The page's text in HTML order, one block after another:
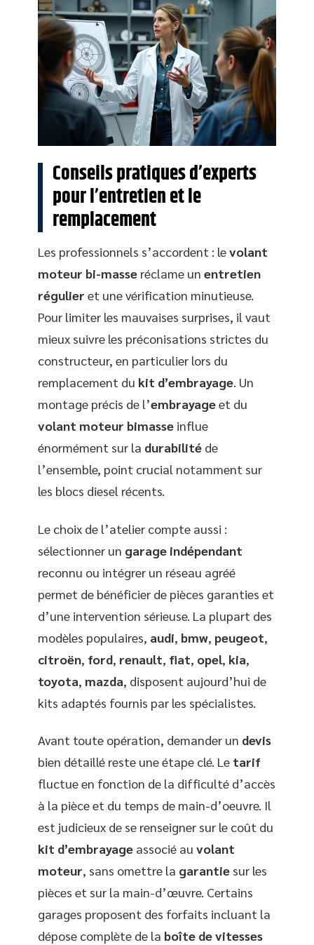
Conseils pratiques d’experts
pour l’entretien et le
remplacement
Les professionnels s’accordent : levolant
moteur bi-masse réclame un entretien
régulier et une vérification minutieuse.
Pour limiter les mauvaises surprises, il vaut
mieux suivre les préconisations strictes du
constructeur, en particulier lors du
remplacement du kit d’embrayage. Un
montage précis de l’embrayageet du
volant moteur bimasse influe
énormément sur la durabilité de
l’ensemble, point crucial notamment sur
les blocs diesel récents.
Le choix de l’atelier compte aussi :
sélectionner un garage indépendant
reconnu ou intégrer un réseau agréé
permet de bénéficier de pièces garanties et
d’une intervention sérieuse. La plupart des
modèles populaires, audi, bmw, peugeot,
citroën, ford, renault, fiat, opel, kia,
toyota, mazda, disposent aujourd’hui de
kits adaptés fournis par les spécialistes.
Avant toute opération, demander un devis
bien détaillé reste une étape clé. Le tarif
fluctue en fonction de la difficulté d’accès
à la pièce et du temps de main-d’oeuvre. Il
est judicieux de se renseigner sur le coût du
kit d’embrayage associé au volant
moteur, sans omettre la garantie sur les
pièces et sur la main-d’œuvre. Certains
garages proposent des forfaits incluant la
dépose complète de la boîte de vitesses